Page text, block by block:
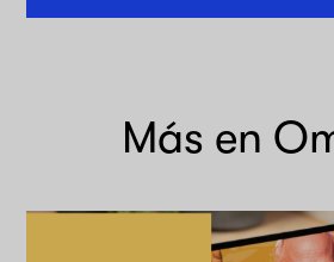
Más en